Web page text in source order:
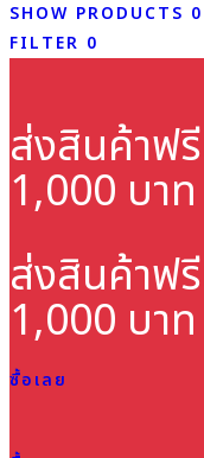
SHOW PRODUCTS 0
FILTER 0
ส่งสินค้าฟรี
1,000 บาท
ส่งสินค้าฟรี
1,000 บาท
ซื้อเลย